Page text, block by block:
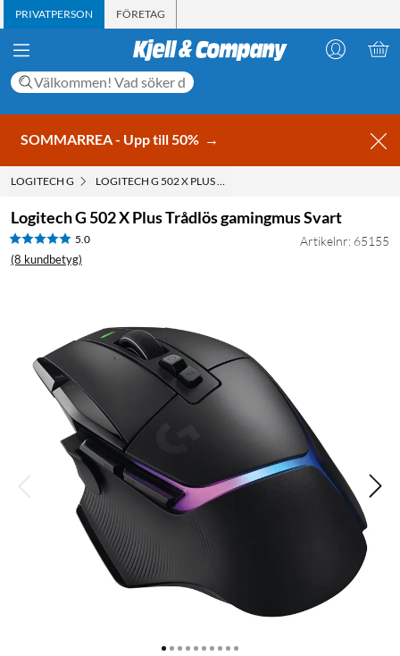
PRIVATPERSON FÖRETAG
SOMMARREA - Upp till 50% →
LOGITECH G LOGITECH G 502 X PLUS TRÅDLÖS GAMINGMUS SVART
Logitech G 502 X Plus Trådlös gamingmus Svart
5.0
(8 kundbetyg)
Artikelnr: 65155